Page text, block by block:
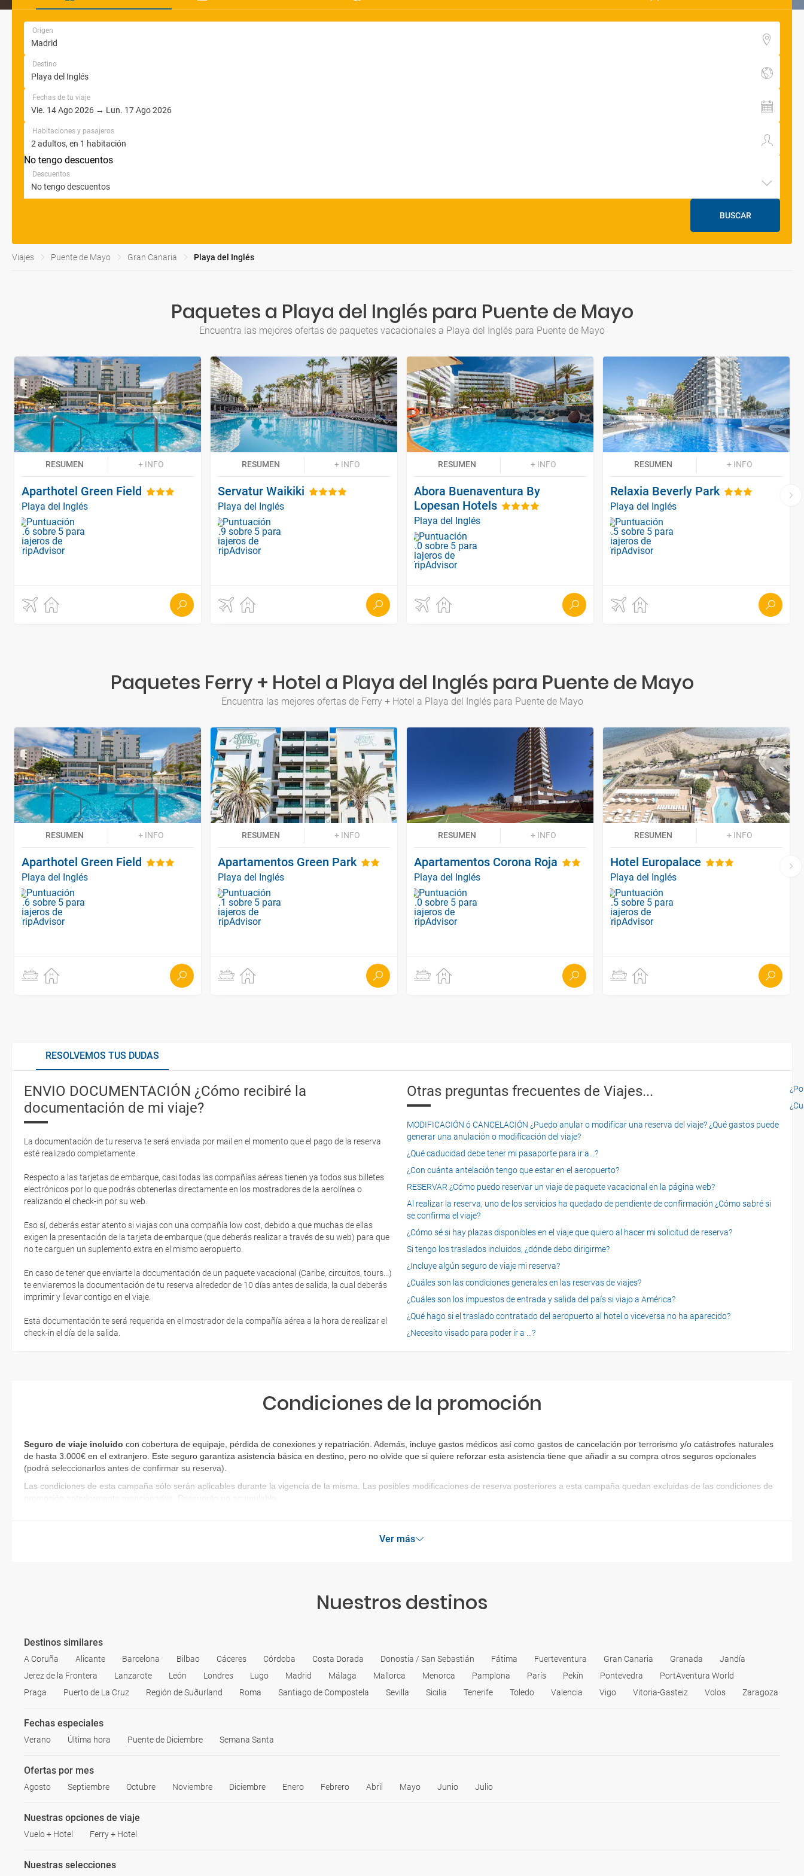
Origen
Destino
Fechas de tu viaje
Habitaciones y pasajeros
No tengo descuentos
Descuentos
BUSCAR
Viajes Puente de Mayo Gran Canaria Playa del Inglés
Paquetes a Playa del Inglés para Puente de Mayo
Encuentra las mejores ofertas de paquetes vacacionales a Playa del Inglés para Puente de Mayo
RESUMEN + INFO
Aparthotel Green Field
Playa del Inglés
RESUMEN + INFO
Servatur Waikiki
Playa del Inglés
RESUMEN + INFO
Abora Buenaventura By
Lopesan Hotels
Playa del Inglés
RESUMEN + INFO
Relaxia Beverly Park
Playa del Inglés
Paquetes Ferry + Hotel a Playa del Inglés para Puente de Mayo
Encuentra las mejores ofertas de Ferry + Hotel a Playa del Inglés para Puente de Mayo
RESUMEN + INFO
Aparthotel Green Field
Playa del Inglés
RESUMEN + INFO
Apartamentos Green Park
Playa del Inglés
RESUMEN + INFO
Apartamentos Corona Roja
Playa del Inglés
RESUMEN + INFO
Hotel Europalace
Playa del Inglés
RESOLVEMOS TUS DUDAS
ENVIO DOCUMENTACIÓN ¿Cómo recibiré la
documentación de mi viaje?
La documentación de tu reserva te será enviada por mail en el momento que el pago de la reserva
esté realizado completamente.
Respecto a las tarjetas de embarque, casi todas las compañías aéreas tienen ya todos sus billetes
electrónicos por lo que podrás obtenerlas directamente en los mostradores de la aerolínea o
realizando el check-in por su web.
Eso sí, deberás estar atento si viajas con una compañía low cost, debido a que muchas de ellas
exigen la presentación de la tarjeta de embarque (que deberás realizar a través de su web) para que
no te carguen un suplemento extra en el mismo aeropuerto.
En caso de tener que enviarte la documentación de un paquete vacacional (Caribe, circuitos, tours...)
te enviaremos la documentación de tu reserva alrededor de 10 días antes de salida, la cual deberás
imprimir y llevar contigo en el viaje.
Esta documentación te será requerida en el mostrador de la compañía aérea a la hora de realizar el
check-in el día de la salida.
Otras preguntas frecuentes de Viajes...
MODIFICACIÓN ó CANCELACIÓN ¿Puedo anular o modificar una reserva del viaje? ¿Qué gastos puede
generar una anulación o modificación del viaje?
¿Qué caducidad debe tener mi pasaporte para ir a...?
¿Con cuánta antelación tengo que estar en el aeropuerto?
RESERVAR ¿Cómo puedo reservar un viaje de paquete vacacional en la página web?
Al realizar la reserva, uno de los servicios ha quedado de pendiente de confirmación ¿Cómo sabré si
se confirma el viaje?
¿Cómo sé si hay plazas disponibles en el viaje que quiero al hacer mi solicitud de reserva?
Si tengo los traslados incluidos, ¿dónde debo dirigirme?
¿Incluye algún seguro de viaje mi reserva?
¿Cuáles son las condiciones generales en las reservas de viajes?
¿Cuáles son los impuestos de entrada y salida del país si viajo a América?
¿Qué hago si el traslado contratado del aeropuerto al hotel o viceversa no ha aparecido?
¿Necesito visado para poder ir a ...?
Condiciones de la promoción
Seguro de viaje incluido con cobertura de equipaje, pérdida de conexiones y repatriación. Además, incluye gastos médicos así como gastos de cancelación por terrorismo y/o catástrofes naturales
de hasta 3.000€ en el extranjero. Este seguro garantiza asistencia básica en destino, pero no olvide que si quiere reforzar esta asistencia tiene que añadir a su compra otros seguros opcionales
(podrá seleccionarlos antes de confirmar su reserva)
Las condiciones de esta campaña sólo serán aplicables durante la vigencia de la misma. Las posibles modificaciones de reserva posteriores a esta campaña quedan excluidas de las condiciones de
promoción anteriormente mencionadas. Descuento no acumulable.
Ver más
Nuestros destinos
Destinos similares
A Coruña Alicante Barcelona Bilbao Cáceres Córdoba Costa Dorada Donostia / San Sebastián Fátima Fuerteventura Gran Canaria Granada
Jandía
Jerez de la Frontera
Lanzarote León Londres Lugo Madrid Málaga Mallorca Menorca Pamplona París Pekín Pontevedra
PortAventura World
Praga
Puerto de La Cruz Región de Suðurland Roma Santiago de Compostela Sevilla Sicilia Tenerife Toledo Valencia Vigo Vitoria-Gasteiz Volos Zaragoza
Fechas especiales
Verano Última hora Puente de Diciembre Semana Santa
Ofertas por mes
Agosto Septiembre Octubre Noviembre Diciembre Enero Febrero Abril Mayo Junio Julio
Nuestras opciones de viaje
Vuelo + Hotel Ferry + Hotel
Nuestras selecciones